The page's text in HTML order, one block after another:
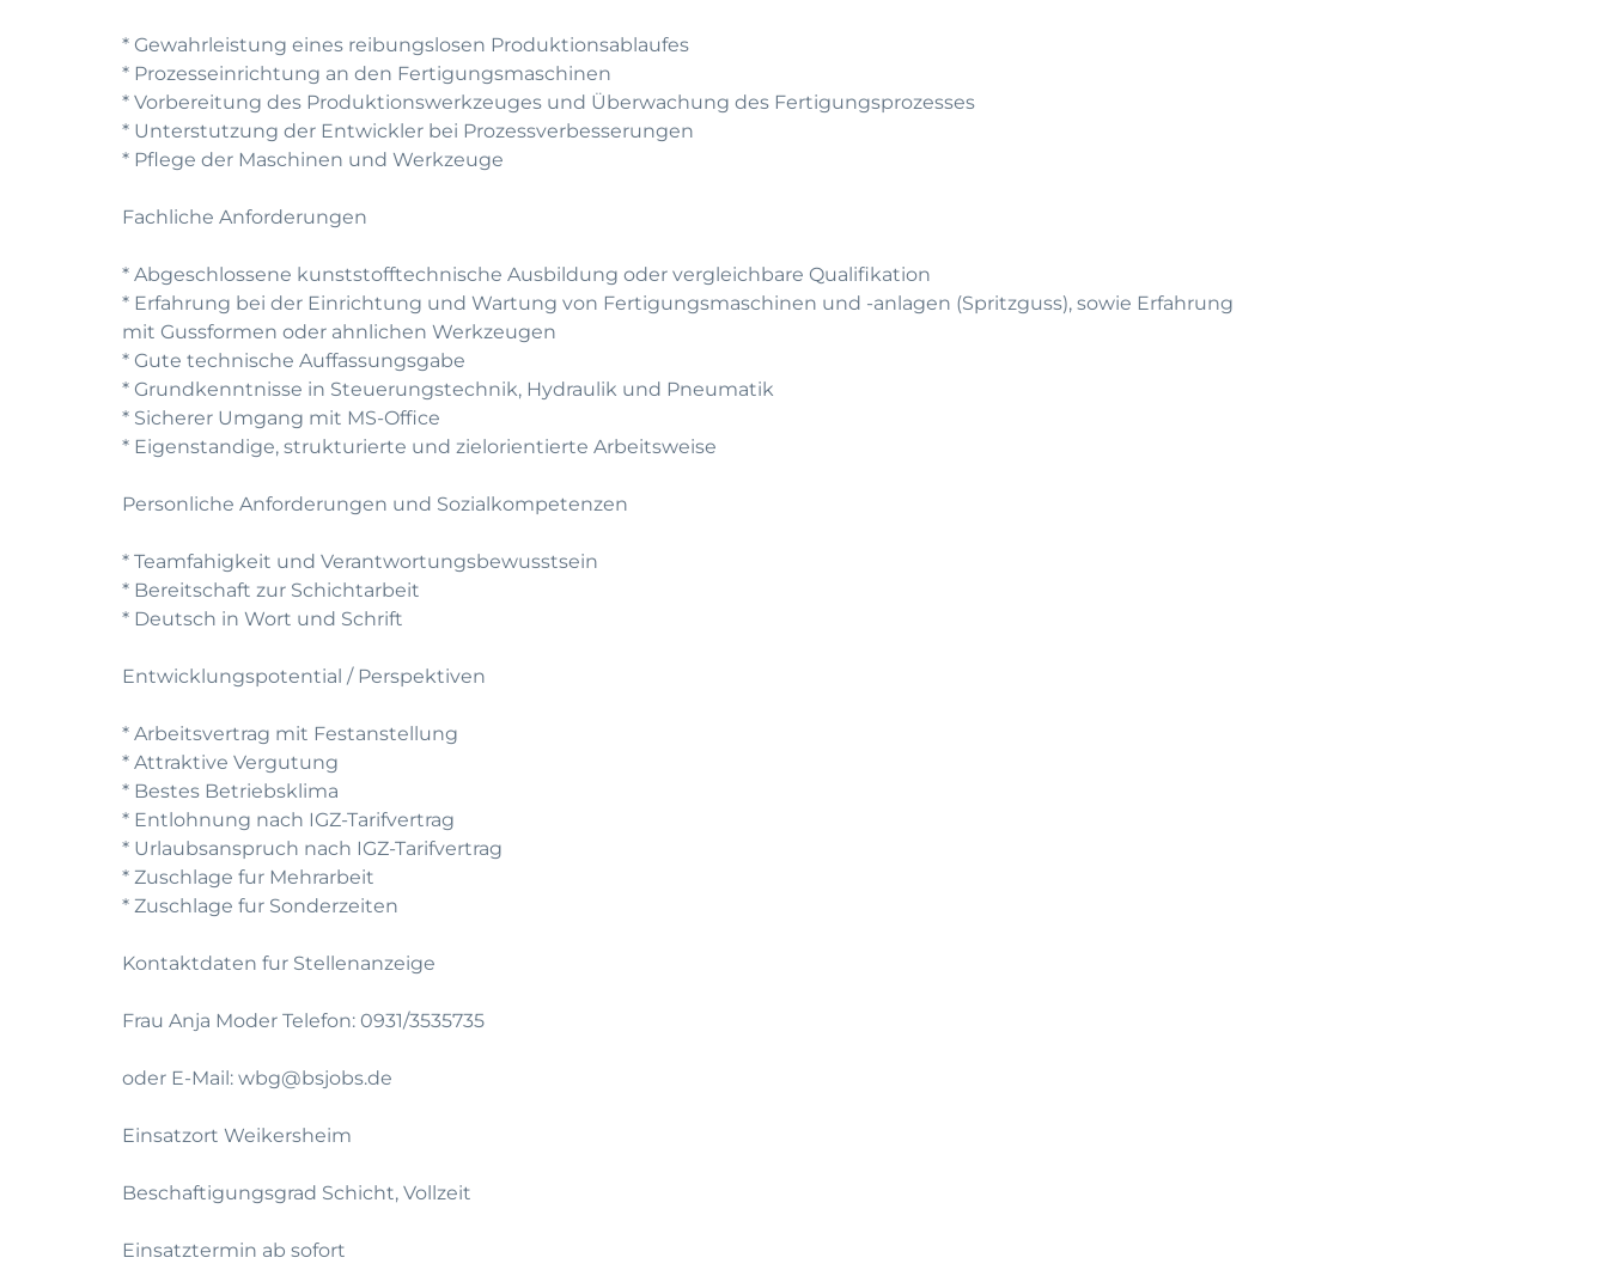
* Gewahrleistung eines reibungslosen Produktionsablaufes
* Prozesseinrichtung an den Fertigungsmaschinen
* Vorbereitung des Produktionswerkzeuges und Überwachung des Fertigungsprozesses
* Unterstutzung der Entwickler bei Prozessverbesserungen
* Pflege der Maschinen und Werkzeuge
Fachliche Anforderungen
* Abgeschlossene kunststofftechnische Ausbildung oder vergleichbare Qualifikation
* Erfahrung bei der Einrichtung und Wartung von Fertigungsmaschinen und -anlagen (Spritzguss), sowie Erfahrung
mit Gussformen oder ahnlichen Werkzeugen
* Gute technische Auffassungsgabe
* Grundkenntnisse in Steuerungstechnik, Hydraulik und Pneumatik
* Sicherer Umgang mit MS-Office
* Eigenstandige, strukturierte und zielorientierte Arbeitsweise
Personliche Anforderungen und Sozialkompetenzen
* Teamfahigkeit und Verantwortungsbewusstsein
* Bereitschaft zur Schichtarbeit
* Deutsch in Wort und Schrift
Entwicklungspotential / Perspektiven
* Arbeitsvertrag mit Festanstellung
* Attraktive Vergutung
* Bestes Betriebsklima
* Entlohnung nach IGZ-Tarifvertrag
* Urlaubsanspruch nach IGZ-Tarifvertrag
* Zuschlage fur Mehrarbeit
* Zuschlage fur Sonderzeiten
Kontaktdaten fur Stellenanzeige
Frau Anja Moder Telefon: 0931/3535735
oder E-Mail: wbg@bsjobs.de
Einsatzort Weikersheim
Beschaftigungsgrad Schicht, Vollzeit
Einsatztermin ab sofort